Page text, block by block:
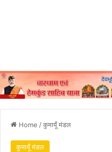
Home /कुमायूँ मंडल
कुमायूँ मंडल